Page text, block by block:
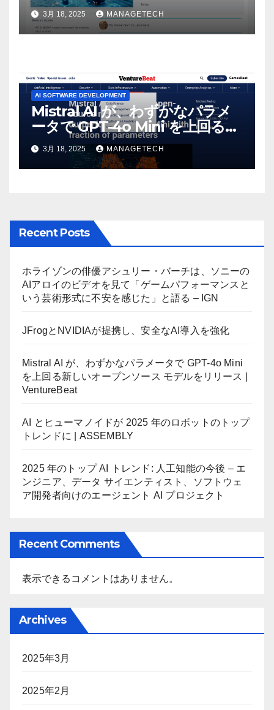
3月 18, 2025 MANAGETECH
AI SOFTWARE DEVELOPMENT
Mistral AI が、わずかなパラメ
ータで GPT-4o Mini を上回る新
しいオープンソース モデルをリ
リース | VentureBeat
3月 18, 2025 MANAGETECH
Recent Posts
ホライゾンの俳優アシュリー・バーチは、ソニーの
AIアロイのビデオを見て「ゲームパフォーマンスと
いう芸術形式に不安を感じた」と語る – IGN
JFrogとNVIDIAが提携し、安全なAI導入を強化
Mistral AI が、わずかなパラメータで GPT-4o Mini
を上回る新しいオープンソース モデルをリリース |
VentureBeat
AI とヒューマノイドが 2025 年のロボットのトップ
トレンドに | ASSEMBLY
2025 年のトップ AI トレンド: 人工知能の今後 – エ
ンジニア、データ サイエンティスト、ソフトウェ
ア開発者向けのエージェント AI プロジェクト
Recent Comments
表示できるコメントはありません。
Archives
2025年3月
2025年2月